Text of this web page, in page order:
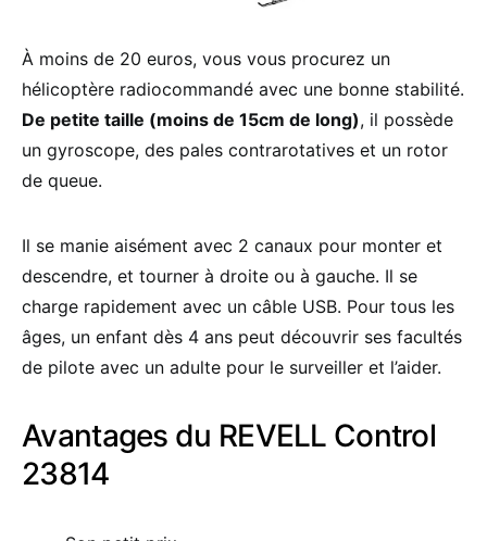
À moins de 20 euros, vous vous procurez un
hélicoptère radiocommandé avec une bonne stabilité.
De petite taille (moins de 15cm de long), il possède
un gyroscope, des pales contrarotatives et un rotor
de queue.
Il se manie aisément avec 2 canaux pour monter et
descendre, et tourner à droite ou à gauche. Il se
charge rapidement avec un câble USB. Pour tous les
âges, un enfant dès 4 ans peut découvrir ses facultés
de pilote avec un adulte pour le surveiller et l’aider.
Avantages du REVELL Control
23814